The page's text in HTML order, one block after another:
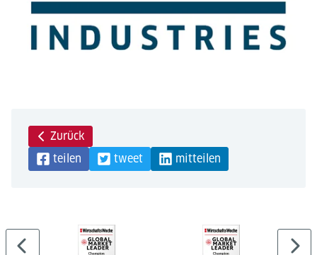
Zurück
teilen
tweet mitteilen